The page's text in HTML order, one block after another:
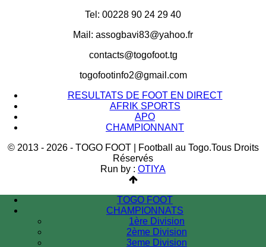
Tel: 00228 90 24 29 40
Mail: assogbavi83@yahoo.fr
contacts@togofoot.tg
togofootinfo2@gmail.com
RESULTATS DE FOOT EN DIRECT
AFRIK SPORTS
APO
CHAMPIONNANT
© 2013 - 2026 - TOGO FOOT | Football au Togo.Tous Droits
Réservés
Run by : OTIYA
TOGO FOOT
CHAMPIONNATS
1ère Division
2ème Division
3eme Division